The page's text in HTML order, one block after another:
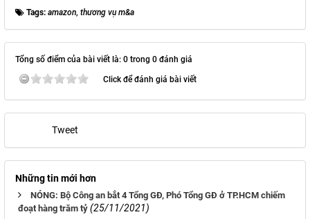
Tags: amazon, thương vụ m&a
Tổng số điểm của bài viết là: 0 trong 0 đánh giá
Click để đánh giá bài viết
Tweet
Những tin mới hơn
NÓNG: Bộ Công an bắt 4 Tổng GĐ, Phó Tổng GĐ ở TP.HCM chiếm
đoạt hàng trăm tỷ (25/11/2021)